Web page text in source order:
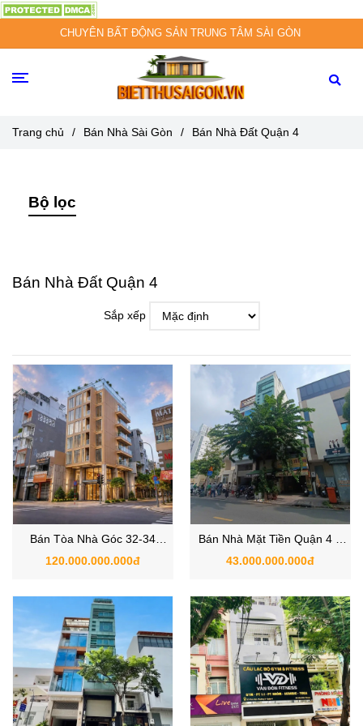
CHUYÊN BẤT ĐỘNG SẢN TRUNG TÂM SÀI GÒN
Trang chủ / Bán Nhà Sài Gòn / Bán Nhà Đất Quận 4
Bộ lọc
Bán Nhà Đất Quận 4
Sắp xếp
Bán Tòa Nhà Góc 32-34
Đường số 41, Phường Khánh
120.000.000.000đ
Bán Nhà Mặt Tiền Quận 4 –
Đường Đoàn Như Hài, Phường
43.000.000.000đ